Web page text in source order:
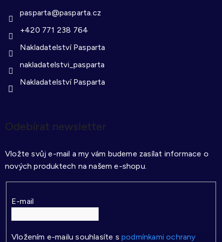
pasparta@pasparta.cz
+420 771 238 764
Nakladatelství Pasparta
nakladatelstvi_pasparta
Nakladatelství Pasparta
Odebírat newsletter
Vložte svůj e-mail a my vám budeme zasílat informace o
nových produktech na našem e-shopu.
E-mail
Vložením e-mailu souhlasíte s podmínkami ochrany